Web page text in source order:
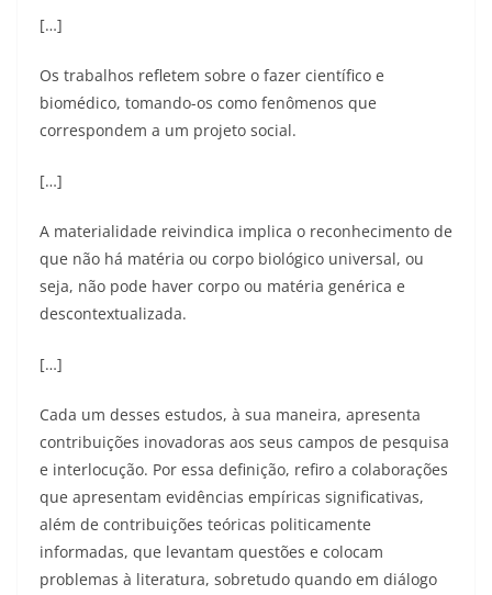
[…]
Os trabalhos refletem sobre o fazer científico e
biomédico, tomando-os como fenômenos que
correspondem a um projeto social.
[…]
A materialidade reivindica implica o reconhecimento de
que não há matéria ou corpo biológico universal, ou
seja, não pode haver corpo ou matéria genérica e
descontextualizada.
[…]
Cada um desses estudos, à sua maneira, apresenta
contribuições inovadoras aos seus campos de pesquisa
e interlocução. Por essa definição, refiro a colaborações
que apresentam evidências empíricas significativas,
além de contribuições teóricas politicamente
informadas, que levantam questões e colocam
problemas à literatura, sobretudo quando em diálogo